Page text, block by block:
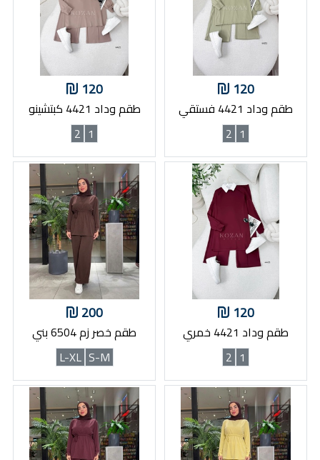
120
طقم وداد 4421 فستقي
1
2
120
طقم وداد 4421 كبتشينو
1
2
120
طقم وداد 4421 خمري
1
2
200
طقم خصر زم 6504 بني
S-M
L-XL